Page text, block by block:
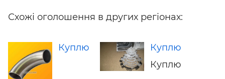
Схожі оголошення в других регіонах:
Куплю
Куплю
Куплю